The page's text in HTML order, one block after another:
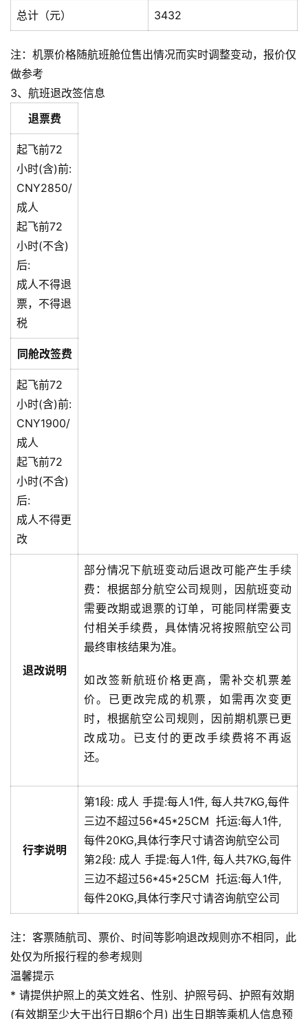
总计（元） 3432
注：机票价格随航班舱位售出情况而实时调整变动，报价仅
做参考
3、航班退改签信息
退票费
起飞前72
小时(含)前:
CNY2850/
成人
起飞前72
小时(不含)
后:
成人不得退
票，不得退
税
同舱改签费
起飞前72
小时(含)前:
CNY1900/
成人
起飞前72
小时(不含)
后:
成人不得更
改
退改说明
部分情况下航班变动后退改可能产生手续
费：根据部分航空公司规则，因航班变动
需要改期或退票的订单，可能同样需要支
付相关手续费，具体情况将按照航空公司
最终审核结果为准。
如改签新航班价格更高，需补交机票差
价。已更改完成的机票，如需再次变更
时，根据航空公司规则，因前期机票已更
改成功。已支付的更改手续费将不再返
还。
行李说明
第1段: 成人 手提:每人1件, 每人共7KG,每件
三边不超过56*45*25CM 托运:每人1件,
每件20KG,具体行李尺寸请咨询航空公司
第2段: 成人 手提:每人1件, 每人共7KG,每件
三边不超过56*45*25CM 托运:每人1件,
每件20KG,具体行李尺寸请咨询航空公司
注：客票随航司、票价、时间等影响退改规则亦不相同，此
处仅为所报行程的参考规则
温馨提示
* 请提供护照上的英文姓名、性别、护照号码、护照有效期
(有效期至少大于出行日期6个月) 出生日期等乘机人信息预